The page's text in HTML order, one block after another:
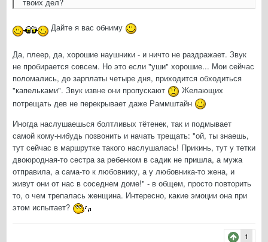
Дайте я вас обниму
Да, плеер, да, хорошие наушники - и ничто не раздражает. Звук
не пробирается совсем. Но это если "уши" хорошие... Мои сейчас
поломались, до зарплаты четыре дня, приходится обходиться
"капельками". Звук извне они пропускают
Желающих
потрещать дев не перекрывает даже Раммштайн
Иногда наслушаешься болтливых тётенек, так и подмывает
самой кому-нибудь позвонить и начать трещать: "ой, ты знаешь,
тут сейчас в маршрутке такого наслушалась! Прикинь, тут у тетки
двоюродная-то сестра за ребенком в садик не пришла, а мужа
отправила, а сама-то к любовнику, а у любовника-то жена, и
живут они от нас в соседнем доме!" - в общем, просто повторить
то, о чем трепалась женщина. Интересно, какие эмоции она при
этом испытает?
1